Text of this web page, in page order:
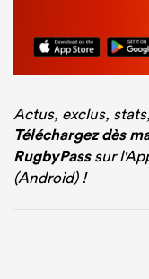
Actus, exclus,
Téléchargez dès
RugbyPasssur
(Android) !